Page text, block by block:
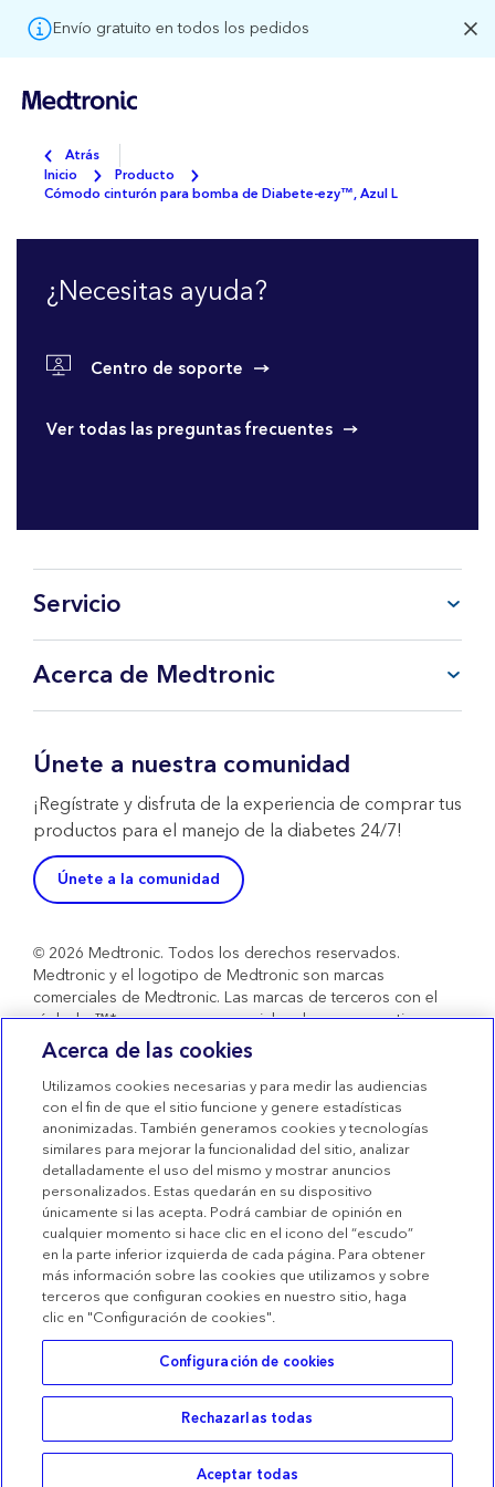
Envío gratuito en todos los pedidos
Atrás
Inicio
Producto
Cómodo cinturón para bomba de Diabete-ezy™, Azul L
¿Necesitas ayuda?
Centro de soporte
Ver todas las preguntas frecuentes
Servicio
Mi cuenta
CareLink™ Personal
Contacta con nosotros
Acerca de Medtronic
Sobre Medtronic
Únete a nuestra comunidad
¡Regístrate y disfruta de la experiencia de comprar tus
productos para el manejo de la diabetes 24/7!
Únete a la comunidad
© 2026 Medtronic. Todos los derechos reservados.
Medtronic y el logotipo de Medtronic son marcas
comerciales de Medtronic. Las marcas de terceros con el
símbolo ™* son marcas comerciales de sus respectivos
propietarios. Todas las demás marcas son marcas
comerciales de una compañía de Medtronic. Productos
sanitarios con marcado CE conformes al Real Decreto
1591/2009.
Condiciones de uso
Términos de venta
Declaración de privacidad
Política de Cookies
Configuración de las Cookies
Categorías Cesta
Acerca de las cookies
Utilizamos cookies necesarias y para medir las audiencias
con el fin de que el sitio funcione y genere estadísticas
anonimizadas. También generamos cookies y tecnologías
similares para mejorar la funcionalidad del sitio, analizar
detalladamente el uso del mismo y mostrar anuncios
personalizados. Estas quedarán en su dispositivo
únicamente si las acepta. Podrá cambiar de opinión en
cualquier momento si hace clic en el icono del “escudo”
en la parte inferior izquierda de cada página. Para obtener
más información sobre las cookies que utilizamos y sobre
terceros que configuran cookies en nuestro sitio, haga
clic en "Configuración de cookies".
Configuración de cookies
Rechazarlas todas
Aceptar todas